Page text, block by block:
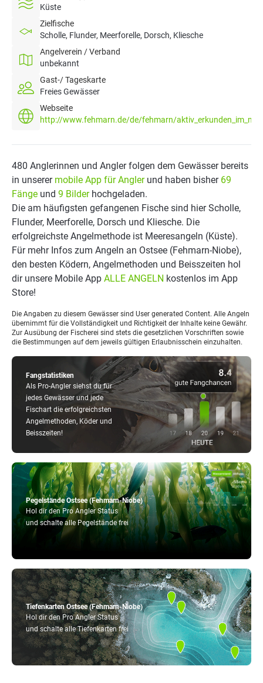
Küste
Zielfische
Scholle, Flunder, Meerforelle, Dorsch, Kliesche
Angelverein / Verband
unbekannt
Gast-/ Tageskarte
Freies Gewässer
Webseite
http://www.fehmarn.de/de/fehmarn/
Tiefenkarten Ostsee (Fehmarn-Niobe)
Hol dir den Pro Angler Status
und schalte alle Tiefenkarten frei
Pegelstände Ostsee (Fehmarn-Niobe)
Hol dir den Pro Angler Status
und schalte alle Pegelstände frei
Fangstatistiken
Als Pro-Angler siehst du für
jedes Gewässer und jede
Fischart die erfolgreichsten
Angelmethoden, Köder und
Beisszeiten!
480 Anglerinnen und Angler folgen dem Gewässer bereits
in unserer mobile App für Anglerund haben bisher 69
Fänge und 9 Bilderhochgeladen.
Die am häufigsten gefangenen Fische sind hier Scholle,
Flunder, Meerforelle, Dorsch und Kliesche. Die
erfolgreichste Angelmethode ist Meeresangeln (Küste).
Für mehr Infos zum Angeln an Ostsee (Fehmarn-Niobe),
den besten Ködern, Angelmethoden und Beisszeiten hol
dir unsere Mobile App ALLE ANGELN kostenlos im App
Store!
Die Angaben zu diesem Gewässer sind User generated Content. Alle Angeln
übernimmt für die Vollständigkeit und Richtigkeit der Inhalte keine Gewähr.
Zur Ausübung der Fischerei sind stets die gesetzlichen Vorschriften sowie
die Bestimmungen auf dem jeweils gültigen Erlaubnisschein einzuhalten.